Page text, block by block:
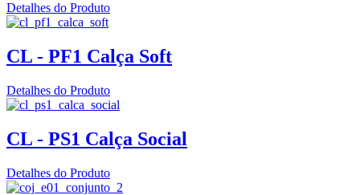
Detalhes do Produto
CL - PF1 Calça Soft
Detalhes do Produto
CL - PS1 Calça Social
Detalhes do Produto